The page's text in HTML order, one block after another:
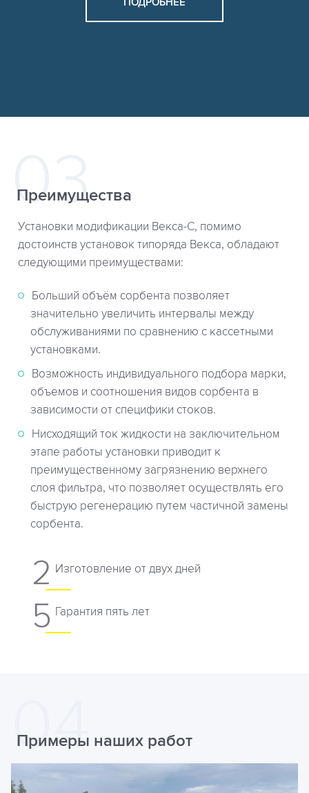
Преимущества
Установки модификации Векса-С, помимо
достоинств установок типоряда Векса, обладают
следующими преимуществами:
Больший объём сорбента позволяет
значительно увеличить интервалы между
обслуживаниями по сравнению с кассетными
установками.
Возможность индивидуального подбора марки,
объемов и соотношения видов сорбента в
зависимости от специфики стоков.
Нисходящий ток жидкости на заключительном
этапе работы установки приводит к
преимущественному загрязнению верхнего
слоя фильтра, что позволяет осуществлять его
быструю регенерацию путем частичной замены
сорбента.
2 Изготовление от двух дней
5 Гарантия пять лет
Примеры наших работ